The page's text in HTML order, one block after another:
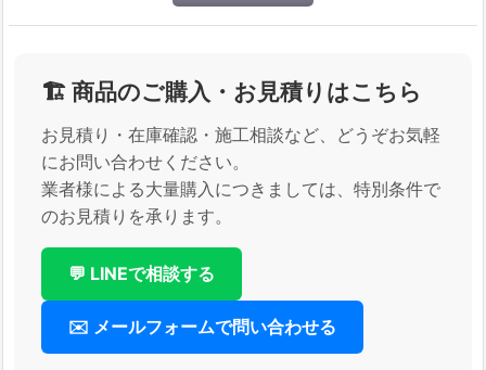
🏗️ 商品のご購入・お見積りはこちら
お見積り・在庫確認・施工相談など、どうぞお気軽
にお問い合わせください。
業者様による大量購入につきましては、特別条件で
のお見積りを承ります。
💬 LINEで相談する
✉️ メールフォームで問い合わせる